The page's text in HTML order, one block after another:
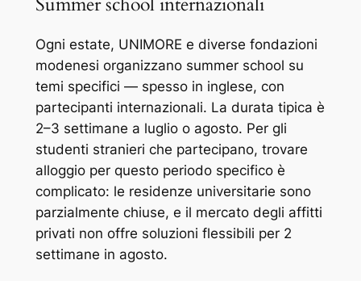
Ogni estate, UNIMORE e diverse fondazioni
modenesi organizzano summer school su
temi specifici — spesso in inglese, con
partecipanti internazionali. La durata tipica è
2–3 settimane a luglio o agosto. Per gli
studenti stranieri che partecipano, trovare
alloggio per questo periodo specifico è
complicato: le residenze universitarie sono
parzialmente chiuse, e il mercato degli affitti
privati non offre soluzioni flessibili per 2
settimane in agosto.